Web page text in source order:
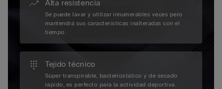
Alta resistencia
Se puede lavar y utilizar innumerables veces pero
mantendrá sus características inalteradas con el
tiempo.
Tejido técnico
Súper transpirable, bacteriostático y de secado
rápido, es perfecto para la actividad deportiva.